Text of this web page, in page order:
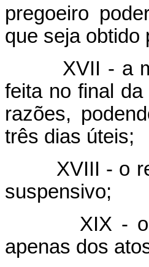
pregoeiro
que seja obtido
XVII - a
feita no final
razões,
três dias úteis;
XVIII - o
suspensivo;
XIX - o
apenas dos